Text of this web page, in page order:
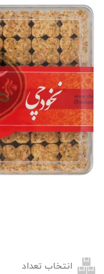
انتخاب تعداد